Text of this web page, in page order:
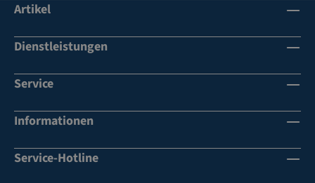
Artikel
Dienstleistungen
Service
Informationen
Service-Hotline